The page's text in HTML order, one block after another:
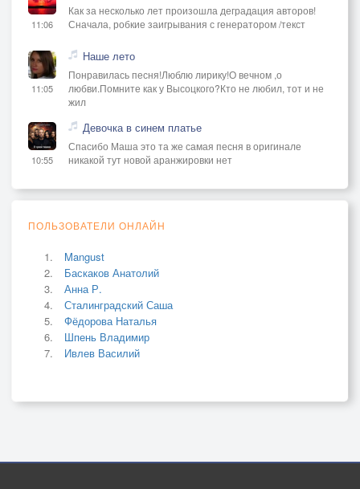
11:06
Как за несколько лет произошла деградация авторов!
Сначала, робкие заигрывания с генератором /текст
11:05
Наше лето
Понравилась песня!Люблю лирику!О вечном ,о
любви.Помните как у Высоцкого?Кто не любил, тот и не
жил
10:55
Девочка в синем платье
Спасибо Маша это та же самая песня в оригинале
никакой тут новой аранжировки нет
ПОЛЬЗОВАТЕЛИ ОНЛАЙН
Mangust
Баскаков Анатолий
Анна Р.
Сталинградский Саша
Фёдорова Наталья
Шпень Владимир
Ивлев Василий